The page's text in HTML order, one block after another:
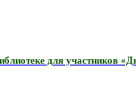
для участников